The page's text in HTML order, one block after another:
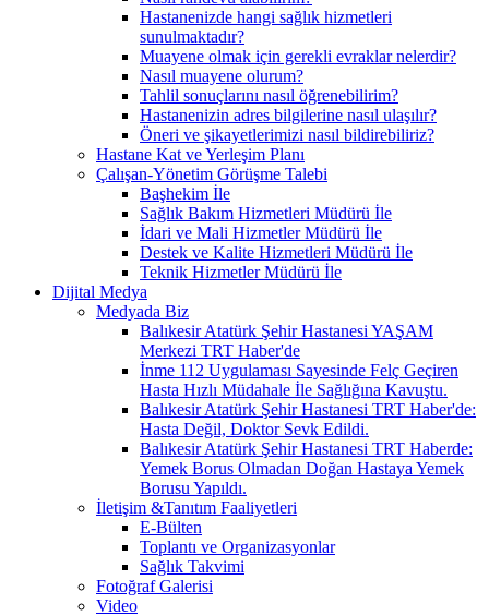
Hastanenizde hangi sağlık hizmetleri
sunulmaktadır?
Muayene olmak için gerekli evraklar nelerdir?
Nasıl muayene olurum?
Tahlil sonuçlarını nasıl öğrenebilirim?
Hastanenizin adres bilgilerine nasıl ulaşılır?
Öneri ve şikayetlerimizi nasıl bildirebiliriz?
Hastane Kat ve Yerleşim Planı
Çalışan-Yönetim Görüşme Talebi
Başhekim İle
Sağlık Bakım Hizmetleri Müdürü İle
İdari ve Mali Hizmetler Müdürü İle
Destek ve Kalite Hizmetleri Müdürü İle
Teknik Hizmetler Müdürü İle
Dijital Medya
Medyada Biz
Balıkesir Atatürk Şehir Hastanesi YAŞAM
Merkezi TRT Haber'de
İnme 112 Uygulaması Sayesinde Felç Geçiren
Hasta Hızlı Müdahale İle Sağlığına Kavuştu.
Balıkesir Atatürk Şehir Hastanesi TRT Haber'de:
Hasta Değil, Doktor Sevk Edildi.
Balıkesir Atatürk Şehir Hastanesi TRT Haberde:
Yemek Borus Olmadan Doğan Hastaya Yemek
Borusu Yapıldı.
İletişim &Tanıtım Faaliyetleri
E-Bülten
Toplantı ve Organizasyonlar
Sağlık Takvimi
Fotoğraf Galerisi
Video